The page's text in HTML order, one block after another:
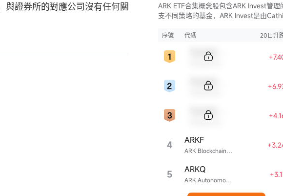
與證券所的對應公司沒有任何關
ARK ETF合集概念股包含ARK Invest管理
支不同策略的基金，ARK Invest是由
序號 代碼 20日升
4 ARK Blockchain & Fintech Innovation ETF
ARKF
5 ARK Autonomous Technology & Robotics ETF
ARKQ